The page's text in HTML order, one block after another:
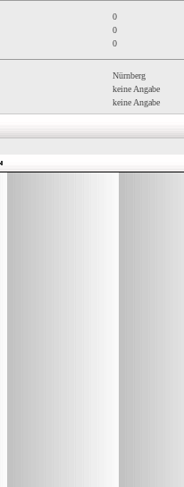
0
0
0
Nürnberg
keine Angabe
keine Angabe